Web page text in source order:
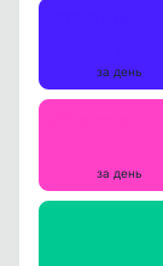
за день
за день